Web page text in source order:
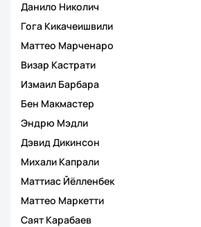
Данило Николич
Гога Кикачеишвили
Маттео Марченаро
Визар Кастрати
Измаил Барбара
Бен Макмастер
Эндрю Мэдли
Дэвид Дикинсон
Михали Капрали
Маттиас Йёлленбек
Маттео Маркетти
Саят Карабаев